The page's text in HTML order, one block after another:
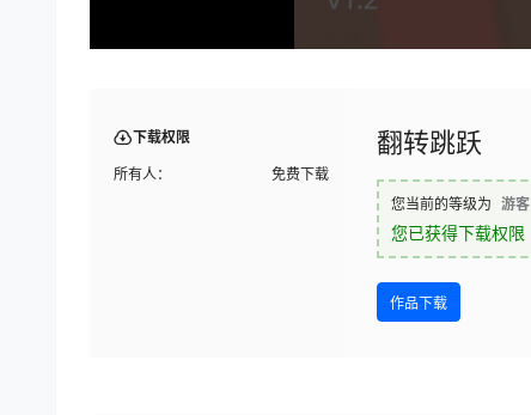
下载权限
所有人： 免费下载
翻转跳跃
您当前的等级为 游客
您已获得下载权限
作品下载